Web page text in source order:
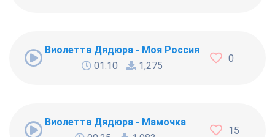
Виолетта Дядюра - Моя Россия
01:10
1,275
0
Виолетта Дядюра - Мамочка
15